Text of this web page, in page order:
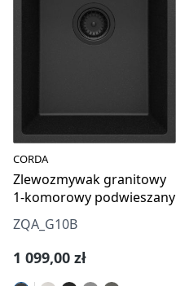
CORDA
Zlewozmywak granitowy
1-komorowy podwieszany
ZQA_G10B
Cena regularna:
1 099,00 zł